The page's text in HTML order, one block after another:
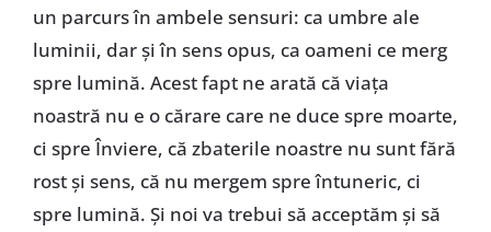
un parcurs în ambele sensuri: ca umbre ale
luminii, dar și în sens opus, ca oameni ce merg
spre lumină. Acest fapt ne arată că viața
noastră nu e o cărare care ne duce spre moarte,
ci spre Înviere, că zbaterile noastre nu sunt fără
rost și sens, că nu mergem spre întuneric, ci
spre lumină. Și noi va trebui să acceptăm și să